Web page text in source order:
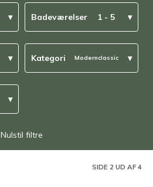
▾ Badeværelser 1 - 5 ▾
▾ Kategori Modernclassic ▾
▾
Nulstil filtre
SIDE 2 UD AF 4